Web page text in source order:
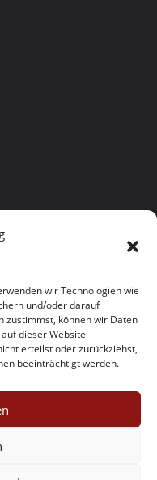
wir Technologien wie
und/oder darauf
zustimmst, können wir Daten
dieser Website
erteilst oder zurückziehst,
beeinträchtigt werden.